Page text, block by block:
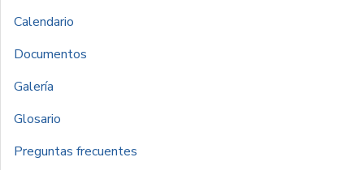
Calendario
Documentos
Galería
Glosario
Preguntas frecuentes